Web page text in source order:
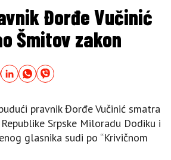
Đorđe Vučinić
Šmitov zakon
pravnik Đorđe Vučinić smatra
Srpske Miloradu Dodiku i
glasnika sudi po “Krivičnom